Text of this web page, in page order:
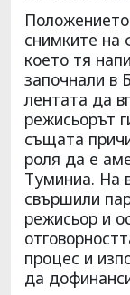
снимките на
което тя
започнали в
лентата да
режисьорът
същата
роля да е
Туминиа. На
свършили
режисьор и
процес и
да